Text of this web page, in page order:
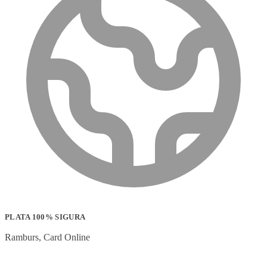
PLATA 100% SIGURA
Ramburs, Card Online